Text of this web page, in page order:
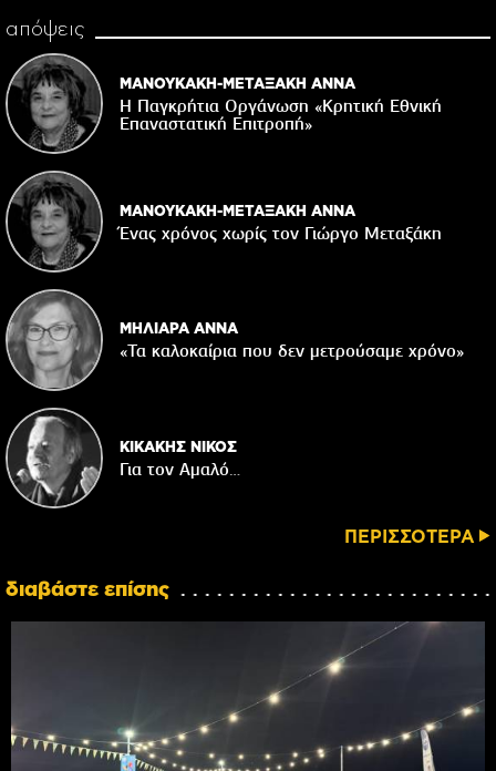
απόψεις
ΜΑΝΟΥΚΑΚΗ-ΜΕΤΑΞΑΚΗ ΑΝΝΑ
Η Παγκρήτια Οργάνωση «Κρητική Εθνική
Επαναστατική Eπιτροπή»
ΜΑΝΟΥΚΑΚΗ-ΜΕΤΑΞΑΚΗ ΑΝΝΑ
Ένας χρόνος χωρίς τον Γιώργο Μεταξάκη
ΜΗΛΙΑΡΑ ΑΝΝΑ
«Τα καλοκαίρια που δεν μετρούσαμε χρόνο»
ΚΙΚΑΚΗΣ ΝΙΚΟΣ
Για τον Αμαλό…
ΠΕΡΙΣΣΟΤΕΡΑ
διαβάστε επίσης